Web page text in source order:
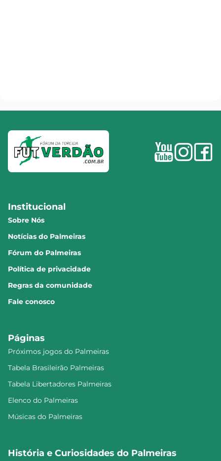
Institucional
Sobre Nós
Notícias do Palmeiras
Fórum do Palmeiras
Política de privacidade
Regras da comunidade
Fale conosco
Páginas
Próximos jogos do Palmeiras
Tabela Brasileirão Palmeiras
Tabela Libertadores Palmeiras
Elenco do Palmeiras
Músicas do Palmeiras
História e Curiosidades do Palmeiras